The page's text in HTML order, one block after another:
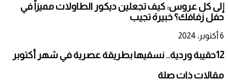
إلى كل عروس: كيف تجعلين ديكور الطاولات مميزاً في
حفل زفافك؟ خبيرة تجيب
6 أكتوبر، 2024
12حقيبة وردية.. نسقيها بطريقة عصرية في شهر أكتوبر
مقالات ذات صلة